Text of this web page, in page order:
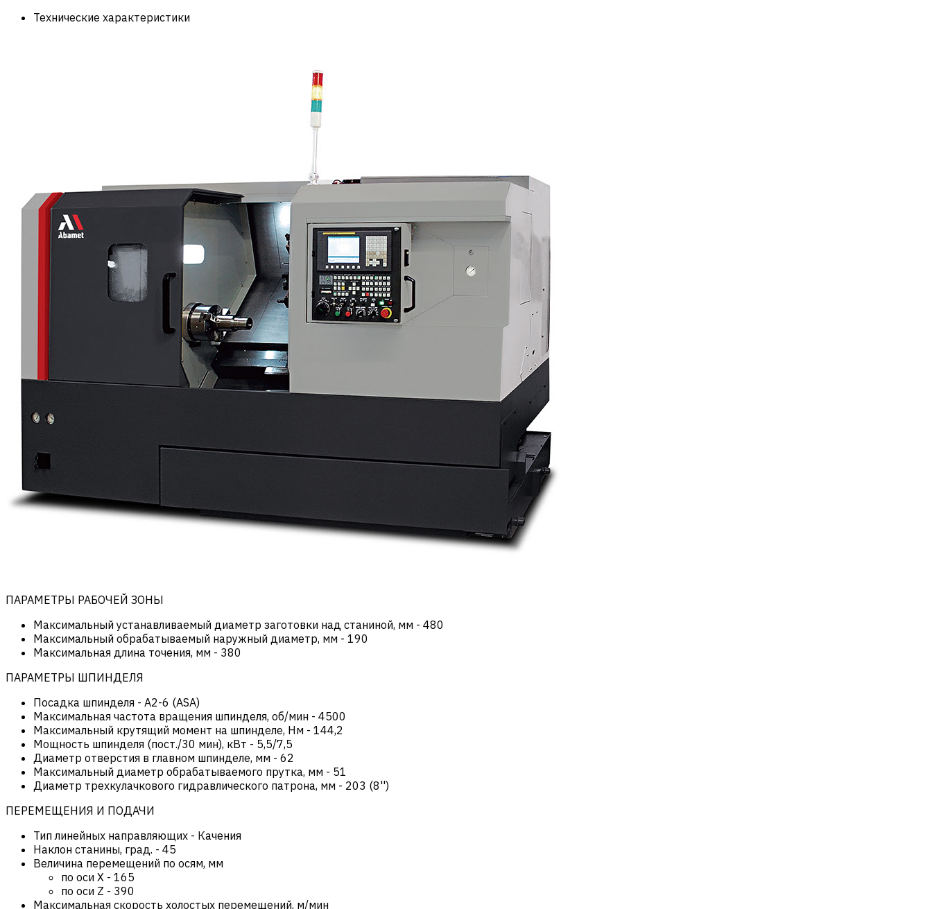
Технические характеристики
ПАРАМЕТРЫ РАБОЧЕЙ ЗОНЫ
Максимальный устанавливаемый диаметр заготовки над станиной, мм - 480
Максимальный обрабатываемый наружный диаметр, мм - 190
Максимальная длина точения, мм - 380
ПАРАМЕТРЫ ШПИНДЕЛЯ
Посадка шпинделя - А2-6 (ASA)
Максимальная частота вращения шпинделя, об/мин - 4500
Максимальный крутящий момент на шпинделе, Нм - 144,2
Мощность шпинделя (пост./30 мин), кВт - 5,5/7,5
Диаметр отверстия в главном шпинделе, мм - 62
Максимальный диаметр обрабатываемого прутка, мм - 51
Диаметр трехкулачкового гидравлического патрона, мм - 203 (8'')
ПЕРЕМЕЩЕНИЯ И ПОДАЧИ
Тип линейных направляющих - Качения
Наклон станины, град. - 45
Величина перемещений по осям, мм
по оси Х - 165
по оси Z - 390
Максимальная скорость холостых перемещений, м/мин